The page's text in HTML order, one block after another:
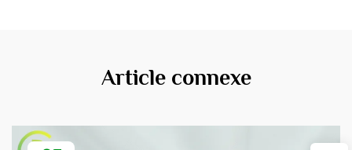
Article connexe